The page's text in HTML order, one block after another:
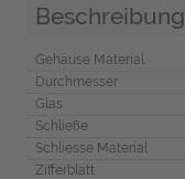
Beschreibung
Gehäuse Material
Durchmesser
Glas
Schließe
Schliesse Material
Zifferblatt